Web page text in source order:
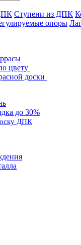
Ступени из ДПК
опоры
цвету
доски
до 30%
ДПК